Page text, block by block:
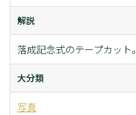
解説
落成記念式のテープカット。
大分類
写真